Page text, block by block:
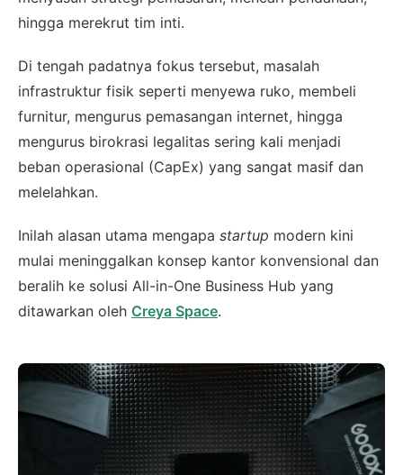
hingga merekrut tim inti.
Di tengah padatnya fokus tersebut, masalah
infrastruktur fisik seperti menyewa ruko, membeli
furnitur, mengurus pemasangan internet, hingga
mengurus birokrasi legalitas sering kali menjadi
beban operasional (CapEx) yang sangat masif dan
melelahkan.
Inilah alasan utama mengapa startup modern kini
mulai meninggalkan konsep kantor konvensional dan
beralih ke solusi All-in-One Business Hub yang
ditawarkan oleh Creya Space.